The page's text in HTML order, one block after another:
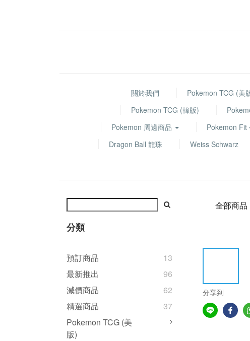
關於我們 Pokemon TCG (美
Pokemon TCG (韓版)
Pokemon 周邊商品
Pokemon Fit
Dragon Ball 龍珠
Weiss Schwarz
分類
預訂商品
13
最新推出
96
減價商品
62
精選商品
37
Pokemon TCG (美
版)
全部商品
分享到